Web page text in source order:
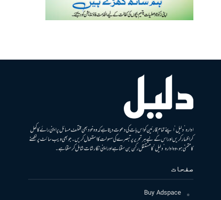
ادارہ ’دلیل‘ اپنے تمام قارئین کو اس بات کی دعوت دیتا ہے کہ وہ خود بھی مختلف مسائل پر اپنی رائے کا کھل
کر اظہار کریں اور اس کے لیے ہر تحریر پر تبصرے کی سہولت کا استعمال کریں۔ جو بھی ویب سائٹ پر لکھنے
کا متمنی ہو، وہ ادارہ ’دلیل‘ کا مستقل رکن بن سکتا ہے اور اپنی نگارشات شامل کرسکتا ہے۔
صفحات
Buy Adspace